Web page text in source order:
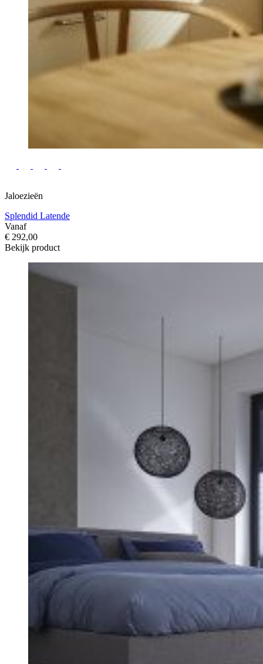
Jaloezieën
Splendid Latende
Vanaf
€ 292,00
Bekijk product